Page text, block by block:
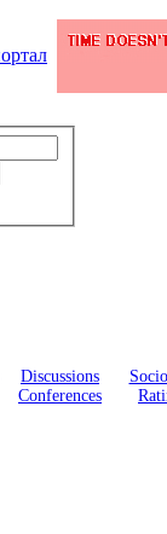
Discussions
Conferences